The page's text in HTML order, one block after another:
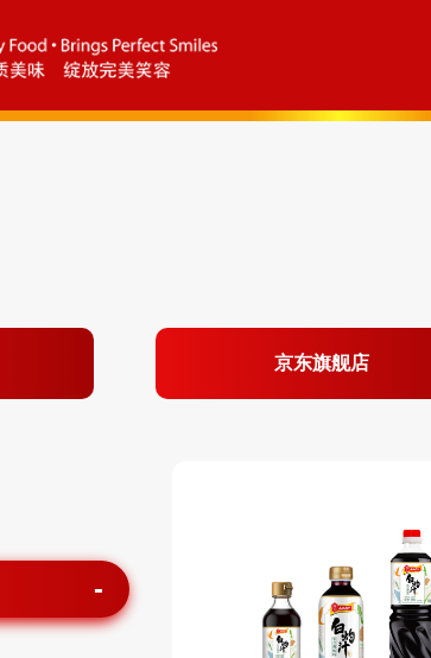
京东旗舰店